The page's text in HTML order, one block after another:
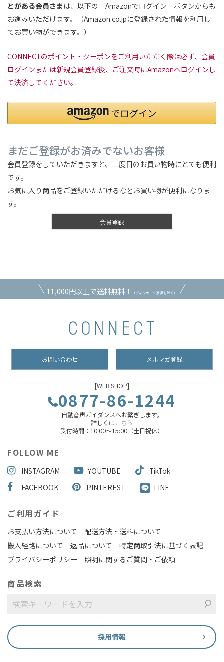
とがある会員さま は、以下の「Amazonでログイン」ボタンからも
お進みいただけます。（Amazon.co.jpに登録された情報を利用し
てお買い物ができます。）
CONNECTのポイント・クーポンをご利用いただく際は必ず、会員
ログインまたは新規会員登録後、ご注文時にAmazonへログインし
て決済してください。
まだご登録がお済みでないお客様
会員登録をしていただきますと、二度目のお買い物時にとても便利
です。
お気に入り商品をご登録いただけるなどお買い物が便利になりま
す。
会員登録
11,000円以上で送料無料！ （ヴィンテージ家具を除く）
お問い合わせ メルマガ登録
[WEB SHOP]
0877-86-1244
自動音声ガイダンスへお繋ぎします。
詳しくはこちら
受付時間：10:00～15:00（土日祝休）
FOLLOW ME
INSTAGRAM YOUTUBE
TikTok
FACEBOOK
PINTEREST LINE
ご利用ガイド
お支払い方法について
配送方法・送料について
搬入経路について
返品について
特定商取引法に基づく表記
プライバシーポリシー
照明に関するご質問・ご依頼
商品検索
採用情報